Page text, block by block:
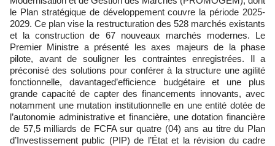
le Plan stratégique de développement couvre la période 2025-
2029. Ce plan vise la restructuration des 528 marchés existants
et la construction de 67 nouveaux marchés modernes. Le
Premier Ministre a présenté les axes majeurs de la phase
pilote, avant de souligner les contraintes enregistrées. Il a
préconisé des solutions pour conférer à la structure une agilité
fonctionnelle, davantaged’efficience budgétaire et une plus
grande capacité de capter des financements innovants, avec
notamment une mutation institutionnelle en une entité dotée de
l’autonomie administrative et financière, une dotation financière
de 57,5 milliards de FCFA sur quatre (04) ans au titre du Plan
d’Investissement public (PIP) de l’État et la révision du cadre